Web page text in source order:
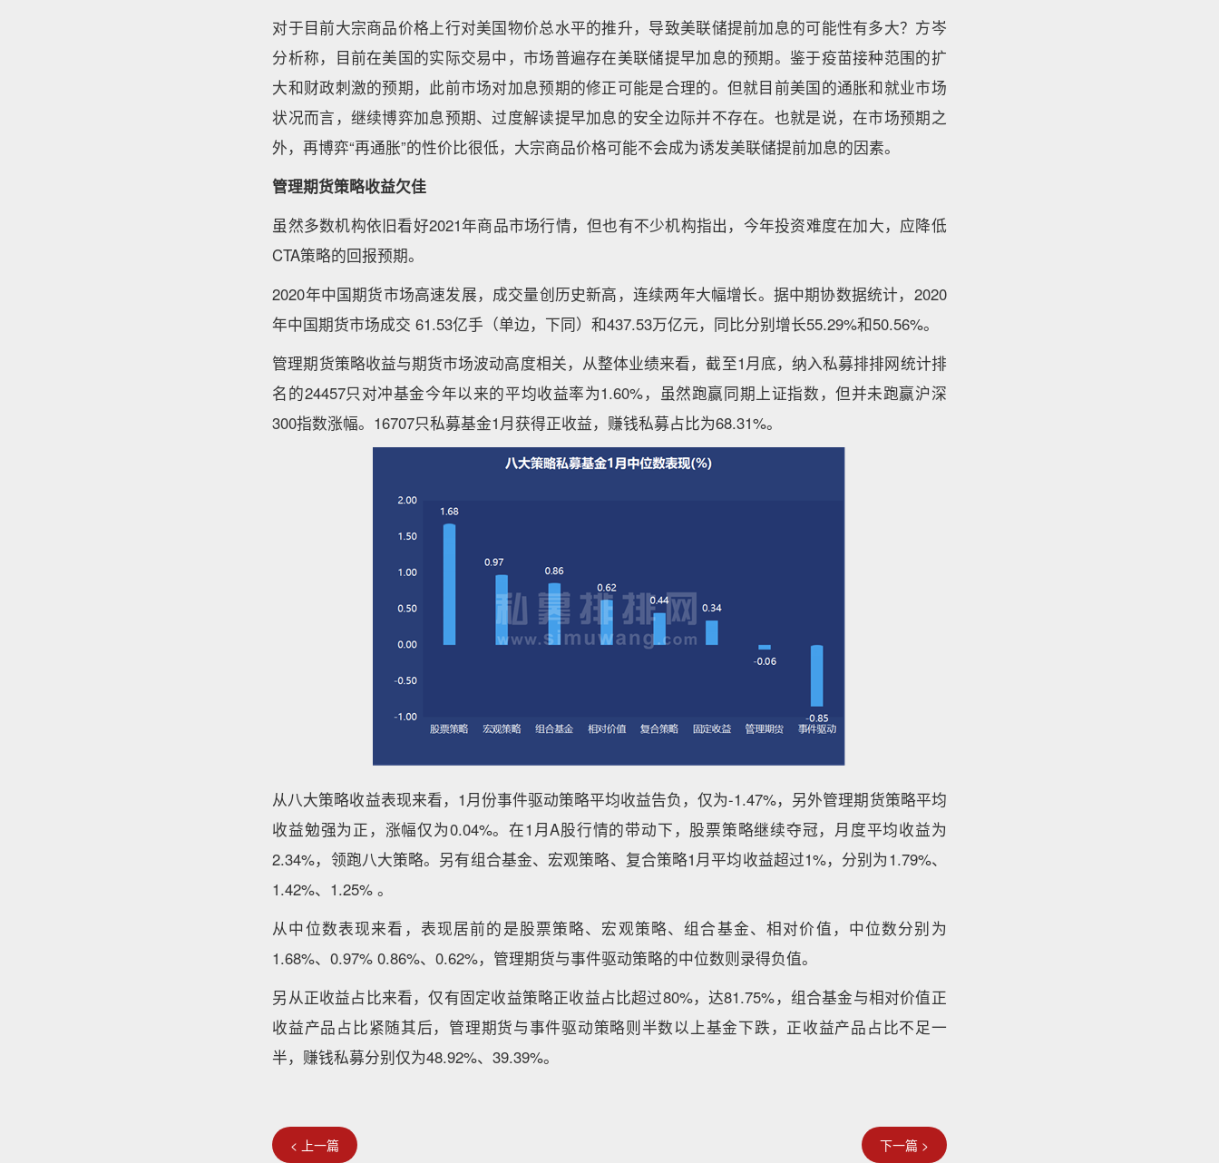
对于目前大宗商品价格上行对美国物价总水平的推升，导致美联储提前加息的可能性有多大？方岑
分析称，目前在美国的实际交易中，市场普遍存在美联储提早加息的预期。鉴于疫苗接种范围的扩
大和财政刺激的预期，此前市场对加息预期的修正可能是合理的。但就目前美国的通胀和就业市场
状况而言，继续博弈加息预期、过度解读提早加息的安全边际并不存在。也就是说，在市场预期之
外，再博弈“再通胀”的性价比很低，大宗商品价格可能不会成为诱发美联储提前加息的因素。
管理期货策略收益欠佳
虽然多数机构依旧看好2021年商品市场行情，但也有不少机构指出，今年投资难度在加大，应降低
CTA策略的回报预期。
2020年中国期货市场高速发展，成交量创历史新高，连续两年大幅增长。据中期协数据统计，2020
年中国期货市场成交 61.53亿手（单边，下同）和437.53万亿元，同比分别增长55.29%和50.56%。
管理期货策略收益与期货市场波动高度相关，从整体业绩来看，截至1月底，纳入私募排排网统计排
名的24457只对冲基金今年以来的平均收益率为1.60%，虽然跑赢同期上证指数，但并未跑赢沪深
300指数涨幅。16707只私募基金1月获得正收益，赚钱私募占比为68.31%。
从八大策略收益表现来看，1月份事件驱动策略平均收益告负，仅为-1.47%，另外管理期货策略平均
收益勉强为正，涨幅仅为0.04%。在1月A股行情的带动下，股票策略继续夺冠，月度平均收益为
2.34%，领跑八大策略。另有组合基金、宏观策略、复合策略1月平均收益超过1%，分别为1.79%、
1.42%、1.25% 。
从中位数表现来看，表现居前的是股票策略、宏观策略、组合基金、相对价值，中位数分别为
1.68%、0.97% 0.86%、0.62%，管理期货与事件驱动策略的中位数则录得负值。
另从正收益占比来看，仅有固定收益策略正收益占比超过80%，达81.75%，组合基金与相对价值正
收益产品占比紧随其后，管理期货与事件驱动策略则半数以上基金下跌，正收益产品占比不足一
半，赚钱私募分别仅为48.92%、39.39%。
< 上一篇 下一篇 >